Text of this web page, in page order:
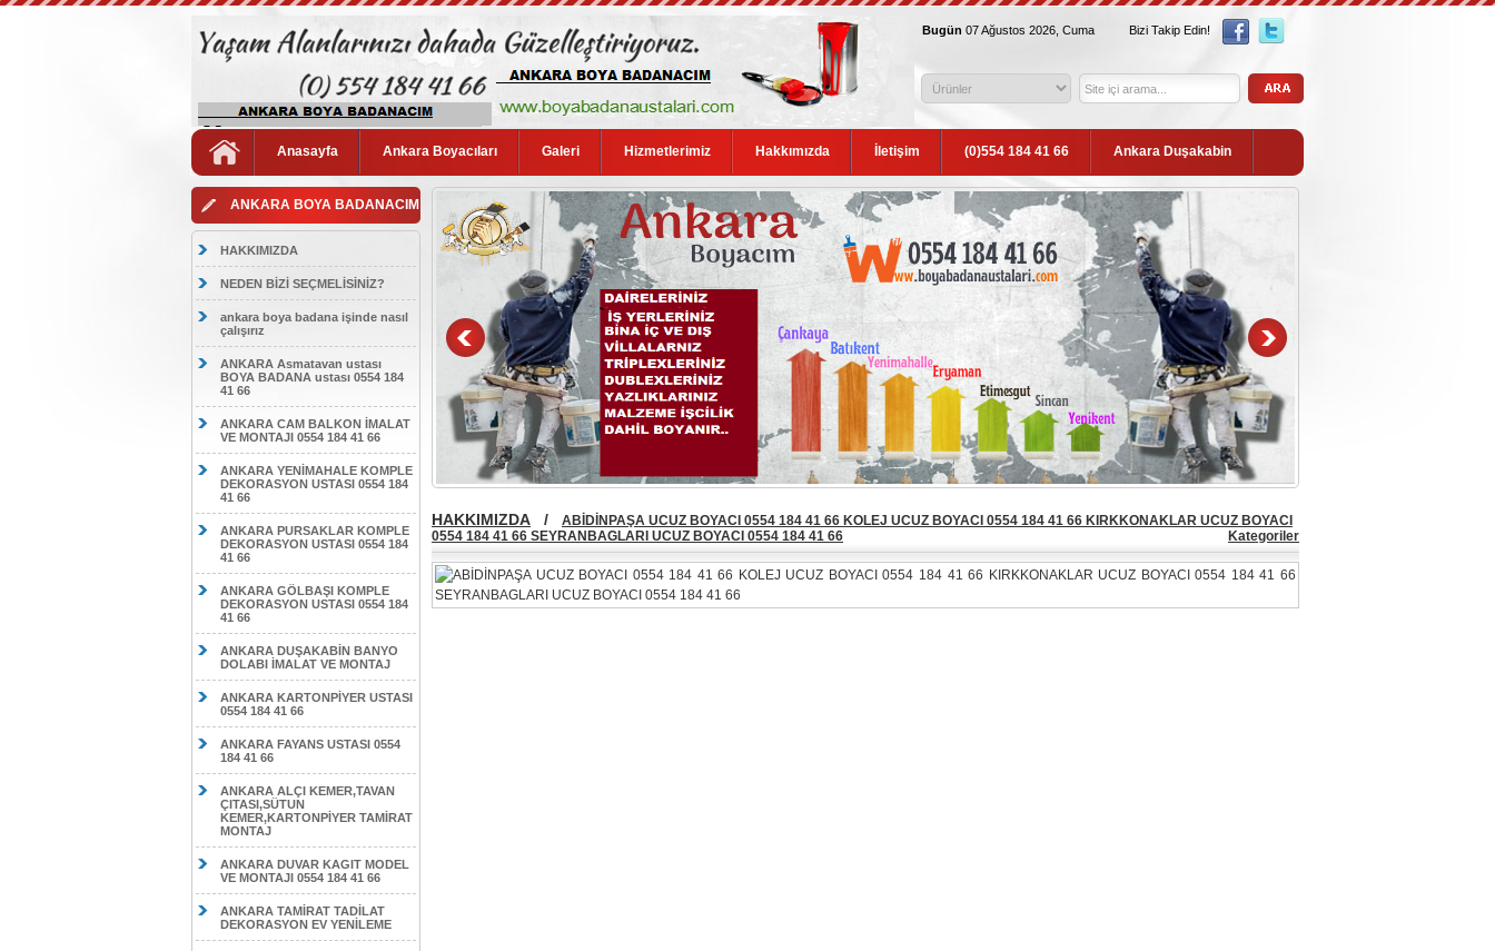
Bugün 07 Ağustos 2026, Cuma Bizi Takip Edin!
Anasayfa Ankara Boyacıları Galeri Hizmetlerimiz Hakkımızda İletişim (0)554 184 41 66 Ankara Duşakabin
ANKARA BOYA BADANACIM
HAKKIMIZDA
NEDEN BİZİ SEÇMELİSİNİZ?
ankara boya badana işinde nasıl
çalışırız
ANKARA Asmatavan ustası
BOYA BADANA ustası 0554 184
41 66
ANKARA CAM BALKON İMALAT
VE MONTAJI 0554 184 41 66
ANKARA YENİMAHALE KOMPLE
DEKORASYON USTASI 0554 184
41 66
ANKARA PURSAKLAR KOMPLE
DEKORASYON USTASI 0554 184
41 66
ANKARA GÖLBAŞI KOMPLE
DEKORASYON USTASI 0554 184
41 66
ANKARA DUŞAKABİN BANYO
DOLABI İMALAT VE MONTAJ
ANKARA KARTONPİYER USTASI
0554 184 41 66
ANKARA FAYANS USTASI 0554
184 41 66
ANKARA ALÇI KEMER,TAVAN
ÇITASI,SÜTUN
KEMER,KARTONPİYER TAMİRAT
MONTAJ
ANKARA DUVAR KAGIT MODEL
VE MONTAJI 0554 184 41 66
ANKARA TAMİRAT TADİLAT
DEKORASYON EV YENİLEME
HAKKIMIZDA / ABİDİNPAŞA UCUZ BOYACI 0554 184 41 66 KOLEJ UCUZ BOYACI 0554 184 41 66 KIRKKONAKLAR UCUZ BOYACI
0554 184 41 66 SEYRANBAGLARI UCUZ BOYACI 0554 184 41 66
Kategoriler